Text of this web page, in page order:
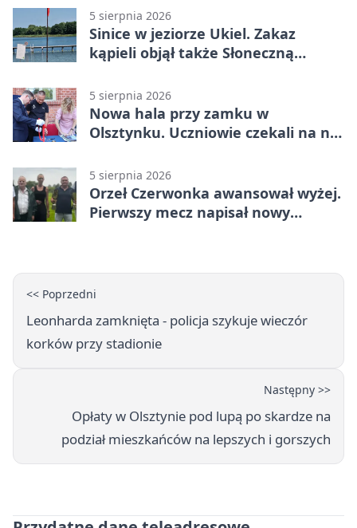
5 sierpnia 2026
Sinice w jeziorze Ukiel. Zakaz
kąpieli objął także Słoneczną
5 sierpnia 2026
Nowa hala przy zamku w
Olsztynku. Uczniowie czekali na nią
5 sierpnia 2026
Orzeł Czerwonka awansował wyżej.
Pierwszy mecz napisał nowy
<< Poprzedni
Leonharda zamknięta - policja szykuje wieczór
korków przy stadionie
Następny >>
Opłaty w Olsztynie pod lupą po skardze na
podział mieszkańców na lepszych i gorszych